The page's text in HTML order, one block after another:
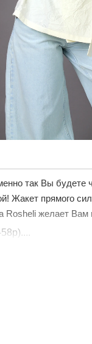
так Вы будете
Жакет прямого
желает Вам